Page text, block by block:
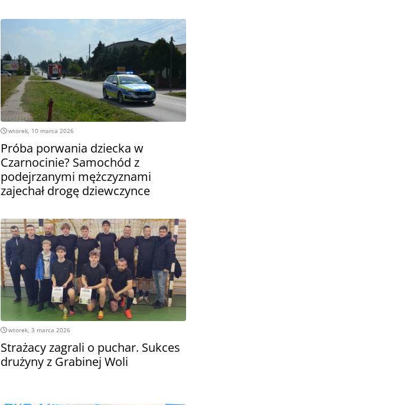
wtorek, 10 marca 2026
Próba porwania dziecka w
Czarnocinie? Samochód z
podejrzanymi mężczyznami
zajechał drogę dziewczynce
wtorek, 3 marca 2026
Strażacy zagrali o puchar. Sukces
drużyny z Grabinej Woli